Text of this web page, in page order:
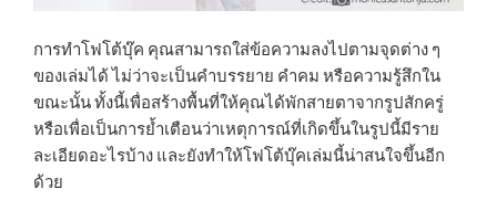
การทำโฟโต้บุ๊ค คุณสามารถใส่ข้อความลงไปตามจุดต่าง ๆ
ของเล่มได้ ไม่ว่าจะเป็นคำบรรยาย คำคม หรือความรู้สึกใน
ขณะนั้น ทั้งนี้เพื่อสร้างพื้นที่ให้คุณได้พักสายตาจากรูปสักครู่
หรือเพื่อเป็นการย้ำเตือนว่าเหตุการณ์ที่เกิดขึ้นในรูปนี้มีราย
ละเอียดอะไรบ้าง และยังทำให้โฟโต้บุ๊คเล่มนี้น่าสนใจขึ้นอีก
ด้วย